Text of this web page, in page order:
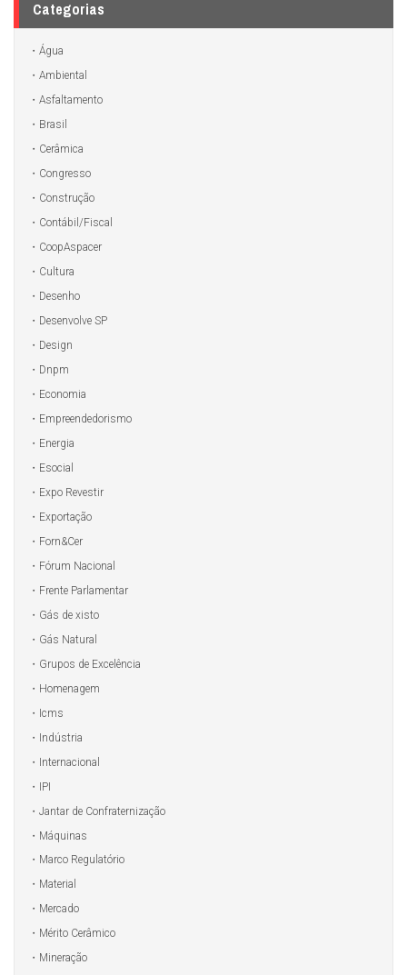
Categorias
Água
Ambiental
Asfaltamento
Brasil
Cerâmica
Congresso
Construção
Contábil/Fiscal
CoopAspacer
Cultura
Desenho
Desenvolve SP
Design
Dnpm
Economia
Empreendedorismo
Energia
Esocial
Expo Revestir
Exportação
Forn&Cer
Fórum Nacional
Frente Parlamentar
Gás de xisto
Gás Natural
Grupos de Excelência
Homenagem
Icms
Indústria
Internacional
IPI
Jantar de Confraternização
Máquinas
Marco Regulatório
Material
Mercado
Mérito Cerâmico
Mineração